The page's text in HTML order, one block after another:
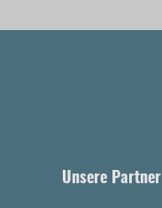
Unsere Partner